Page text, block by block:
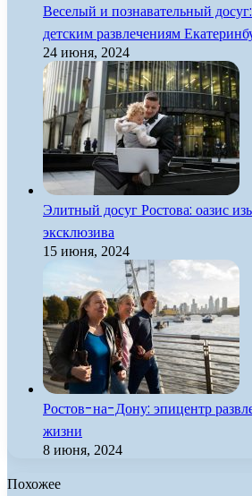
Веселый и познавательный
детским развлечениям
24 июня, 2024
Элитный досуг Ростова: оазис
эксклюзива
15 июня, 2024
Ростов-на-Дону: эпицентр
жизни
8 июня, 2024
Похожее